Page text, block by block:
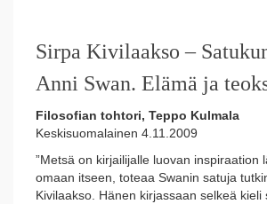
Sirpa Kivilaakso –
Anni Swan. Elämä ja
Filosofian tohtori, Teppo Kulmala
Keskisuomalainen 4.11.2009
”Metsä on kirjailijalle luovan inspiraation
omaan itseen, toteaa Swanin satuja
Kivilaakso. Hänen kirjassaan selkeä kieli